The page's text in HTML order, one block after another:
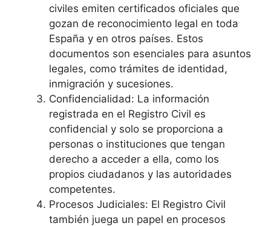
civiles emiten certificados oficiales que
gozan de reconocimiento legal en toda
España y en otros países. Estos
documentos son esenciales para asuntos
legales, como trámites de identidad,
inmigración y sucesiones.
Confidencialidad: La información
registrada en el Registro Civil es
confidencial y solo se proporciona a
personas o instituciones que tengan
derecho a acceder a ella, como los
propios ciudadanos y las autoridades
competentes.
Procesos Judiciales: El Registro Civil
también juega un papel en procesos